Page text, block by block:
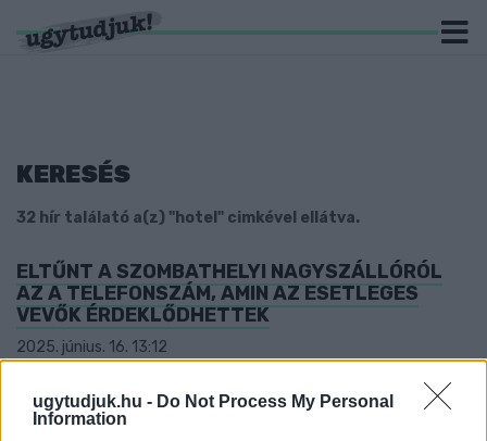
ugytudjuk.hu - Do Not Process My Personal
Information
KERESÉS
32 hír találató a(z) "hotel" cimkével ellátva.
ELTŰNT A SZOMBATHELYI NAGYSZÁLLÓRÓL
AZ A TELEFONSZÁM, AMIN AZ ESETLEGES
VEVŐK ÉRDEKLŐDHETTEK
2025. június. 16. 13:12
Bajos lesz így az értékesítés.
EZEKET LOPJÁK A MAGYAROK A
SZÁLLODÁKBÓL